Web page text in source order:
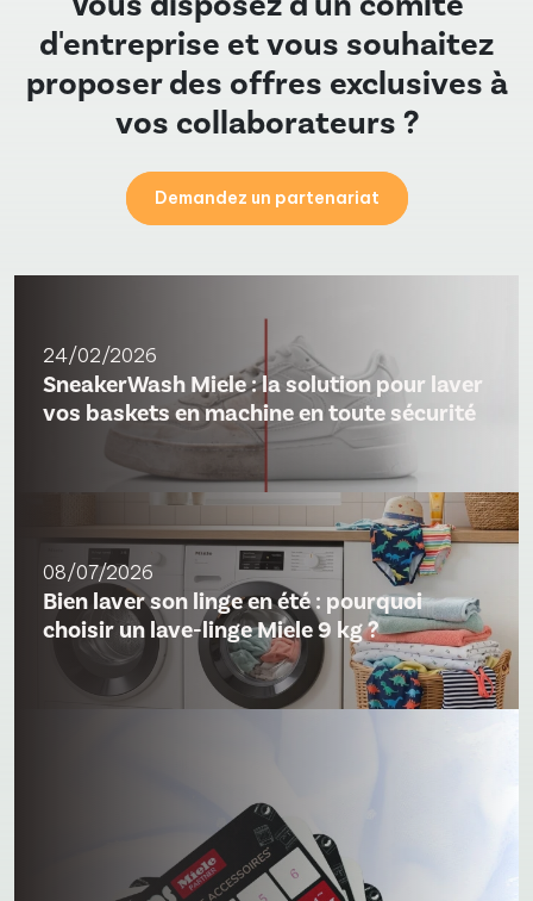
d'entreprise et vous souhaitez
proposer des offres exclusives à
vos collaborateurs ?
Demandez un partenariat
24/02/2026
SneakerWash Miele : la solution pour laver
vos baskets en machine en toute sécurité
08/07/2026
Bien laver son linge en été : pourquoi
choisir un lave-linge Miele 9 kg ?